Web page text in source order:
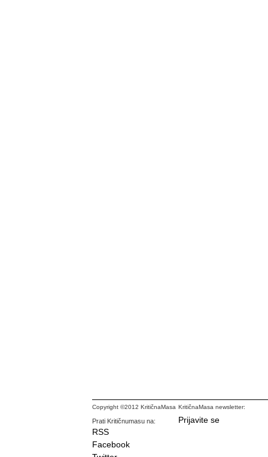
Copyright ©2012 KritičnaMasa
Prati Kritičnumasu na:
RSS
Facebook
KritičnaMasa newsletter:
Prijavite se